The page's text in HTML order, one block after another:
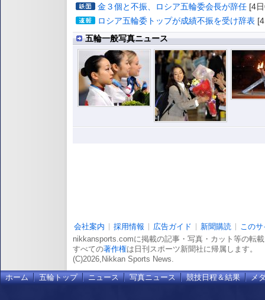
金３個と不振、ロシア五輪委会長が辞任 [4
ロシア五輪委トップが成績不振を受け辞表
五輪一般写真ニュース
会社案内 採用情報 広告ガイド 新聞購読
この
nikkansports.comに掲載の記事・写真・カット等の転
すべての著作権は日刊スポーツ新聞社に帰属します。
(C)2026,Nikkan Sports News.
ホーム 五輪トップ ニュース 写真ニュース 競技日程＆結果 メ